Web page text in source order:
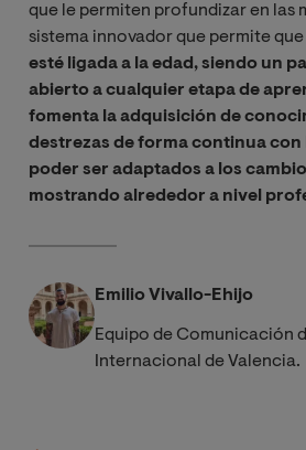
que le permiten profundizar en las
sistema innovador que permite
esté ligada a la edad, siendo un
abierto a cualquier etapa de
fomenta la adquisición de
destrezas de forma continua con
poder ser adaptados a los
mostrando alrededor a nivel
Emilio Vivallo-Ehijo
Equipo de Comunicación
Internacional de Valencia.